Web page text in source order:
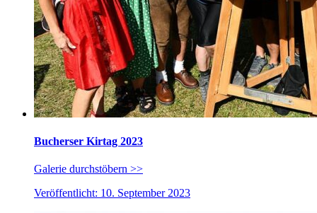
Bucherser Kirtag 2023
Galerie durchstöbern >>
Veröffentlicht: 10. September 2023